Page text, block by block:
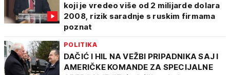
koji je vredeo više od 2 milijarde dolara
2008, rizik saradnje s ruskim firmama
poznat
POLITIKA
DAČIĆ I HIL NA VEŽBI PRIPADNIKA SAJ I
AMERIČKE KOMANDE ZA SPECIJALNE